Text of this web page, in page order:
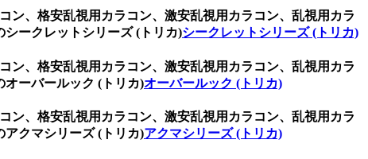
ン、格安乱視用カラコン、激安乱視用カラコン、乱視用カラ
ークレットシリーズ (トリカ)シークレットシリーズ (トリカ)
ン、格安乱視用カラコン、激安乱視用カラコン、乱視用カラ
ーバールック (トリカ)オーバールック (トリカ)
ン、格安乱視用カラコン、激安乱視用カラコン、乱視用カラ
クマシリーズ (トリカ)アクマシリーズ (トリカ)